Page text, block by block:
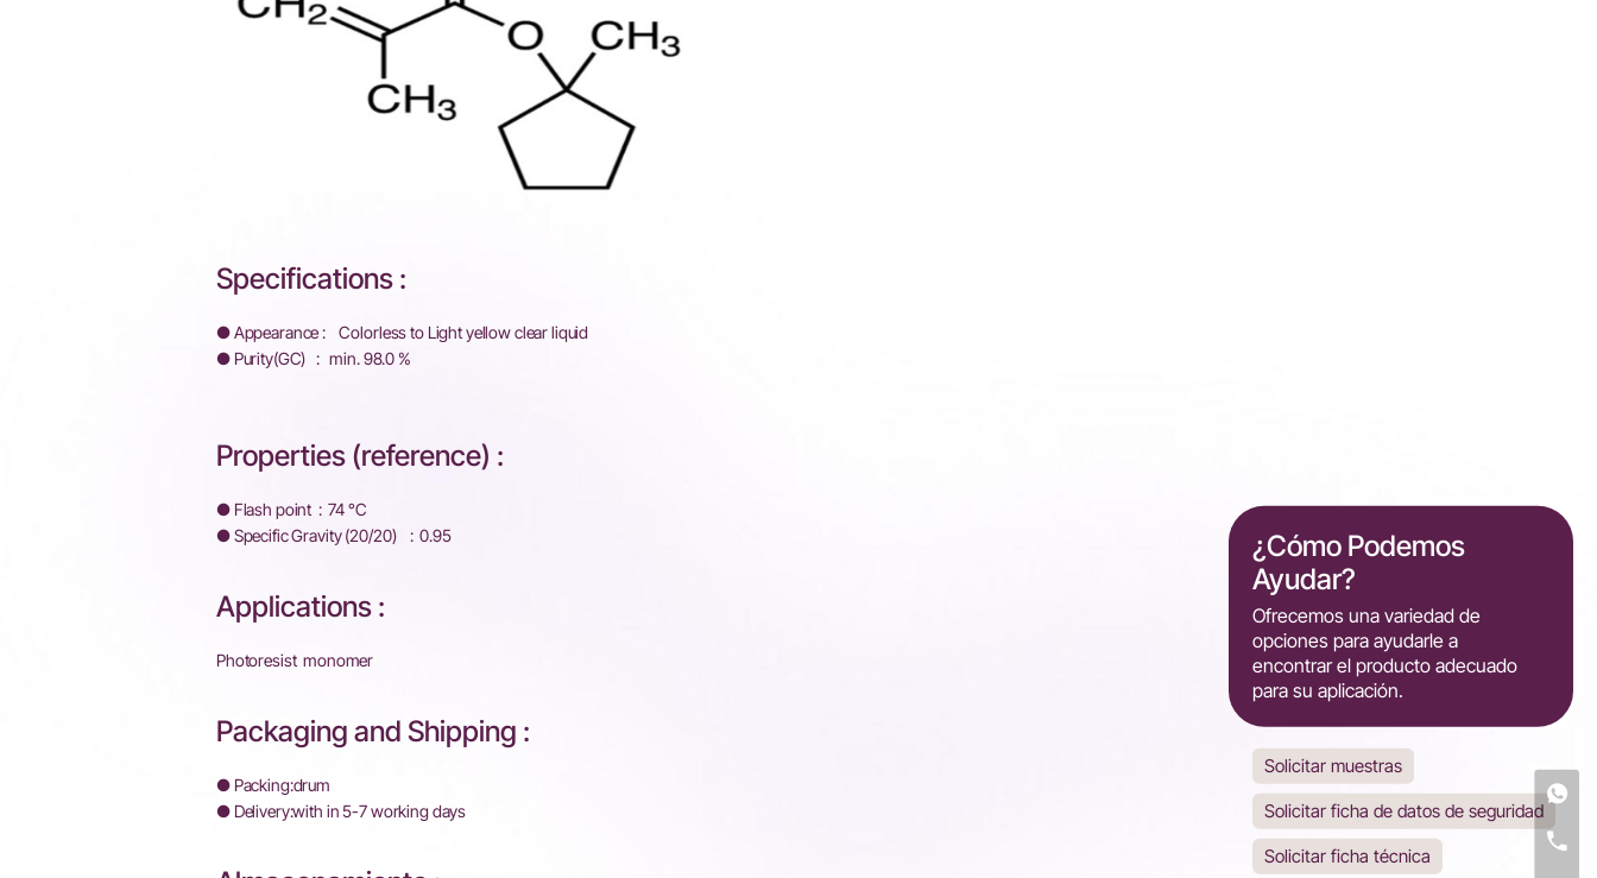
Specifications :
● Appearance : Colorless to Light yellow clear liquid
● Purity(GC) : min. 98.0 %
Properties (reference) :
● Flash point : 74 °C
● Specific Gravity (20/20) : 0.95
Applications :
Photoresist monomer
Packaging and Shipping :
● Packing:drum
● Delivery:with in 5-7 working days
¿Cómo Podemos
Ayudar?
Ofrecemos una variedad de
opciones para ayudarle a
encontrar el producto adecuado
para su aplicación.
Solicitar muestras
Solicitar ficha de datos de seguridad
Solicitar ficha técnica